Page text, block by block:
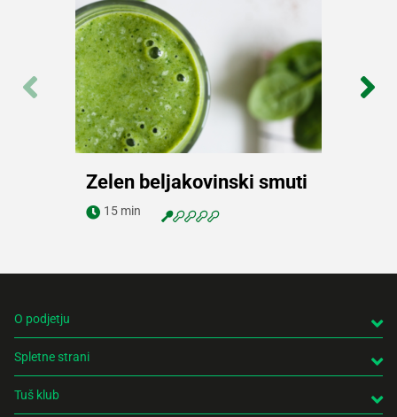
Navodila za pripravo
Zelen beljakovinski smuti
15 min
O podjetju
Spletne strani
Tuš klub